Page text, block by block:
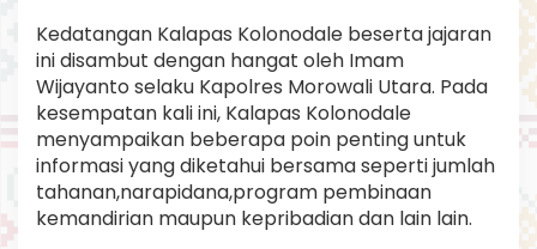
r
u
t
Kedatangan Kalapas Kolonodale beserta jajaran
ini disambut dengan hangat oleh Imam
Wijayanto selaku Kapolres Morowali Utara. Pada
kesempatan kali ini, Kalapas Kolonodale
menyampaikan beberapa poin penting untuk
informasi yang diketahui bersama seperti jumlah
tahanan,narapidana,program pembinaan
kemandirian maupun kepribadian dan lain lain.